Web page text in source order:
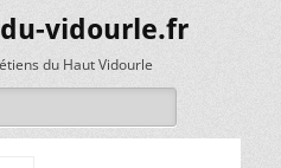
vidourle.fr
du Haut Vidourle